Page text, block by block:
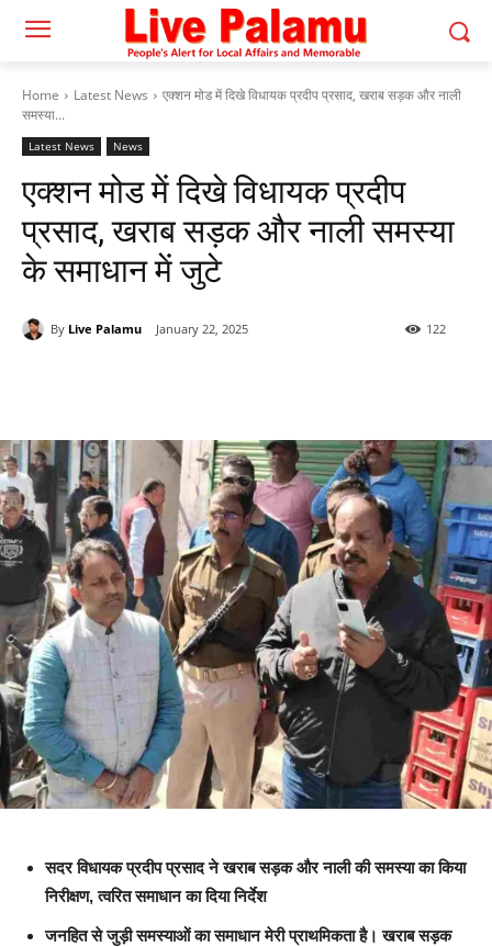
Home Latest News
एक्शन मोड में दिखे विधायक प्रदीप प्रसाद, खराब सड़क और नाली
समस्या...
Latest News News
एक्शन मोड में दिखे विधायक प्रदीप
प्रसाद, खराब सड़क और नाली समस्या
के समाधान में जुटे
By Live Palamu January 22, 2025 122
सदर विधायक प्रदीप प्रसाद ने खराब सड़क और नाली की समस्या का किया
निरीक्षण, त्वरित समाधान का दिया निर्देश
जनहित से जुड़ी समस्याओं का समाधान मेरी प्राथमिकता है। खराब सड़क